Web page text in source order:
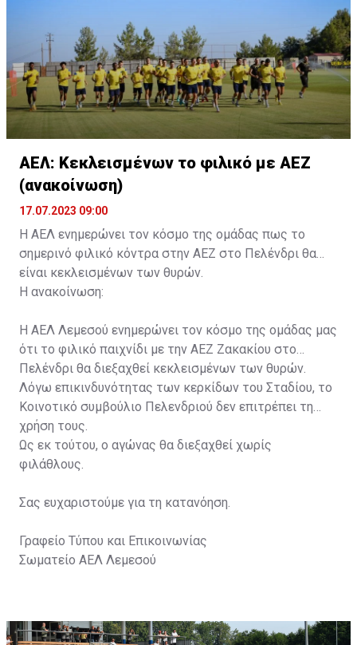
ΑΕΛ: Κεκλεισμένων το φιλικό με ΑΕΖ
(ανακοίνωση)
17.07.2023 09:00
Η ΑΕΛ ενημερώνει τον κόσμο της ομάδας πως το
σημερινό φιλικό κόντρα στην ΑΕΖ στο Πελένδρι θα
είναι κεκλεισμένων των θυρών.
Η ανακοίνωση:
Η ΑΕΛ Λεμεσού ενημερώνει τον κόσμο της ομάδας μας
ότι το φιλικό παιχνίδι με την ΑΕΖ Ζακακίου στο
Πελένδρι θα διεξαχθεί κεκλεισμένων των θυρών.
Λόγω επικινδυνότητας των κερκίδων του Σταδίου, το
Κοινοτικό συμβούλιο Πελενδριού δεν επιτρέπει τη
χρήση τους.
Ως εκ τούτου, ο αγώνας θα διεξαχθεί χωρίς
φιλάθλους.
Σας ευχαριστούμε για τη κατανόηση.
Γραφείο Τύπου και Επικοινωνίας
Σωματείο ΑΕΛ Λεμεσού